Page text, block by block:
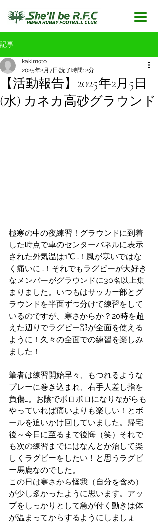
記事
【活動報告】2025年2月5日
(水) カネカ高砂グラウンド
kakimoto
2025年2月7日 読了時間: 2分
極寒の中の夜練習！グラウンドに到着
した時点で車のセンターパネルに表示
された外気温は1℃…！風が寒いではな
く痛いに…！それでもラグビーが大好き
なメンバーがグラウンドに30名以上集
まりました。いつもはサッカー部とグ
ラウンドを半面ずつ分けて練習をして
いるのですが、寒さからか？20時を超
えた辺りでラグビー部が全面を使える
ように！久々の全面での練習を楽しみ
ました！
筆者は練習開始早々、もつれるような
プレーに巻き込まれ、右手人差し指を
負傷…。お陰でボロボロになりながらも
やっていれば痛いよりも楽しい！とボ
ールを追いかけ回していました。帰宅
後～今日に至るまで後悔（笑）それで
も次の練習までにはなんとか治して楽
しくラグビーをしたい！と思うラグビ
ー馬鹿なのでした。
この日は寒さから怪我（自分を含め）
が少し多かったように思います。アッ
プをしっかりとして急が付く動きは体
が温まってからするようにしましょ